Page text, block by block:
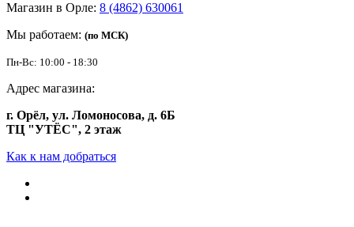
Магазин в Орле: 8 (4862) 630061
Мы работаем: (по МСК)
Пн-Вс: 10:00 - 18:30
Адрес магазина:
г. Орёл, ул. Ломоносова, д. 6Б
ТЦ "УТЁС", 2 этаж
Как к нам добраться